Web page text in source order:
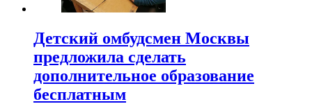
Детский омбудсмен Москвы
предложила сделать
дополнительное образование
бесплатным